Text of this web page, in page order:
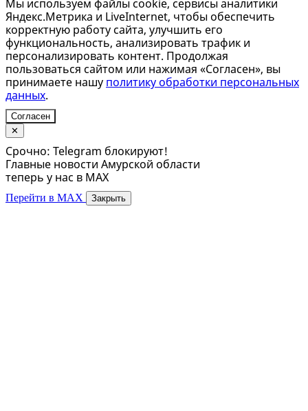
Мы используем файлы cookie, сервисы аналитики
Яндекс.Метрика и LiveInternet, чтобы обеспечить
корректную работу сайта, улучшить его
функциональность, анализировать трафик и
персонализировать контент. Продолжая
пользоваться сайтом или нажимая «Согласен», вы
принимаете нашу политику обработки персональных
данных.
Согласен
✕
Срочно: Telegram блокируют!
Главные новости Амурской области
теперь у нас в MAX
Перейти в MAX Закрыть